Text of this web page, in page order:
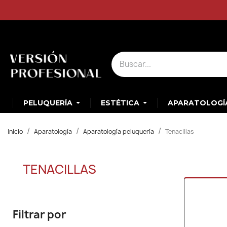
PELUQUERÍA ESTÉTICA
Inicio Aparatología Aparatología peluquería Tenacillas
TENACILLAS
Filtrar por